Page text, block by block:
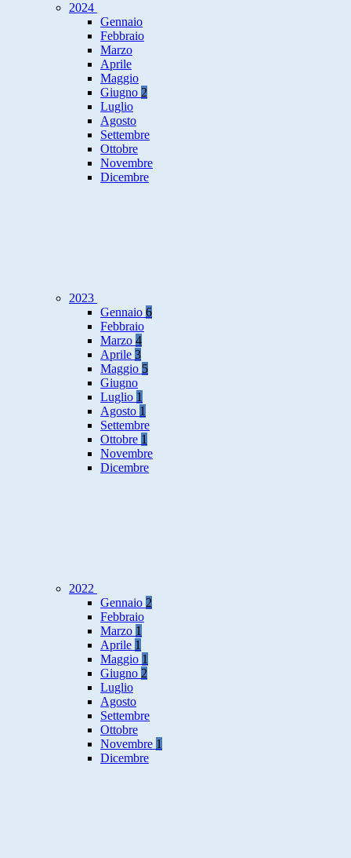
2024
Gennaio
Febbraio
Marzo
Aprile
Maggio
Giugno 2
Luglio
Agosto
Settembre
Ottobre
Novembre
Dicembre
2023
Gennaio 6
Febbraio
Marzo 4
Aprile 3
Maggio 5
Giugno
Luglio 1
Agosto 1
Settembre
Ottobre 1
Novembre
Dicembre
2022
Gennaio 2
Febbraio
Marzo 1
Aprile 1
Maggio 1
Giugno 2
Luglio
Agosto
Settembre
Ottobre
Novembre 1
Dicembre